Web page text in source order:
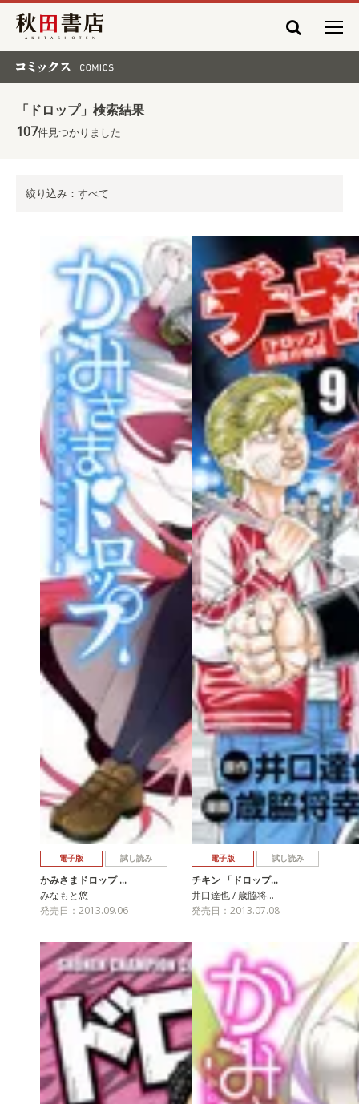
秋田書店
「ドロップ」検索結果
107件見つかりました
絞り込み：すべて
電子版 試し読み
かみさまドロップ …
みなもと悠
発売日：2013.09.06
電子版 試し読み
チキン 「ドロップ…
井口達也 / 歳脇将…
発売日：2013.07.08